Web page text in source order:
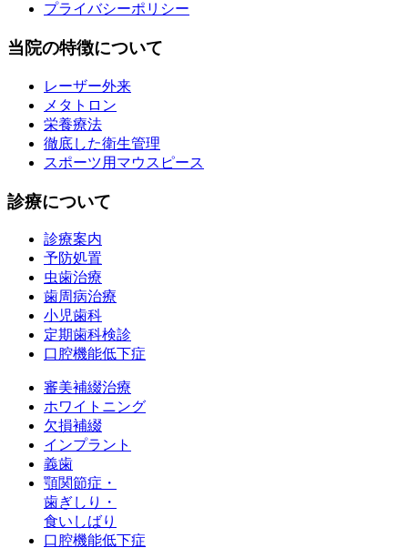
プライバシーポリシー
当院の特徴について
レーザー外来
メタトロン
栄養療法
徹底した衛生管理
スポーツ用マウスピース
診療について
診療案内
予防処置
虫歯治療
歯周病治療
小児歯科
定期歯科検診
口腔機能低下症
審美補綴治療
ホワイトニング
欠損補綴
インプラント
義歯
顎関節症・
歯ぎしり・
食いしばり
口腔機能低下症